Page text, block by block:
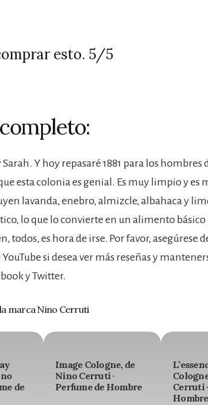
esto. 5/5
Sarah. Y hoy repasaré 1881 para los
esta colonia es genial. Es muy limpio y es
lavanda, enebro, almizcle, albahaca y
lo que lo convierte en un alimento básico
todos, es hora de irse. Por favor, asegúrese
si desea ver más reseñas y
y Twitter.
marca Nino Cerruti
de
Image Cologne, de
Nino Cerruti ·
Perfume de Hombre
Cerruti
Hombre